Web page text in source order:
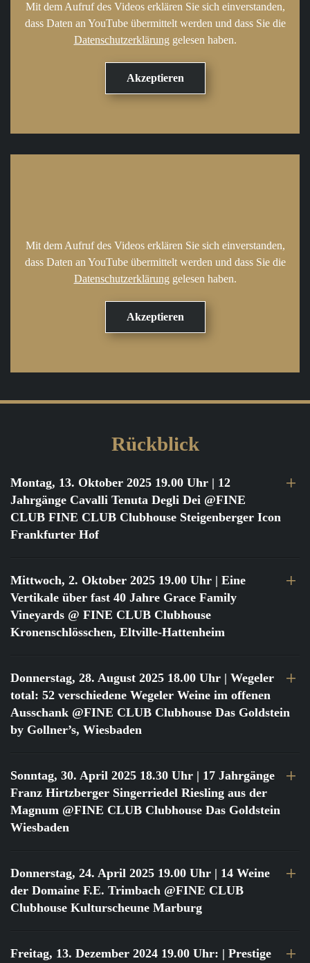
Mit dem Aufruf des Videos erklären Sie sich einverstanden,
dass Daten an YouTube übermittelt werden und dass Sie die
Datenschutzerklärung gelesen haben.
Mit dem Aufruf des Videos erklären Sie sich einverstanden,
dass Daten an YouTube übermittelt werden und dass Sie die
Datenschutzerklärung gelesen haben.
Rückblick
Montag, 13. Oktober 2025 19.00 Uhr | 12
Jahrgänge Cavalli Tenuta Degli Dei @FINE
CLUB FINE CLUB Clubhouse Steigenberger Icon
Frankfurter Hof
Mittwoch, 2. Oktober 2025 19.00 Uhr | Eine
Vertikale über fast 40 Jahre Grace Family
Vineyards @ FINE CLUB Clubhouse
Kronenschlösschen, Eltville-Hattenheim
Donnerstag, 28. August 2025 18.00 Uhr | Wegeler
total: 52 verschiedene Wegeler Weine im offenen
Ausschank @FINE CLUB Clubhouse Das Goldstein
by Gollner’s, Wiesbaden
Sonntag, 30. April 2025 18.30 Uhr | 17 Jahrgänge
Franz Hirtzberger Singerriedel Riesling aus der
Magnum @FINE CLUB Clubhouse Das Goldstein
Wiesbaden
Donnerstag, 24. April 2025 19.00 Uhr | 14 Weine
der Domaine F.E. Trimbach @FINE CLUB
Clubhouse Kulturscheune Marburg
Freitag, 13. Dezember 2024 19.00 Uhr: | Prestige